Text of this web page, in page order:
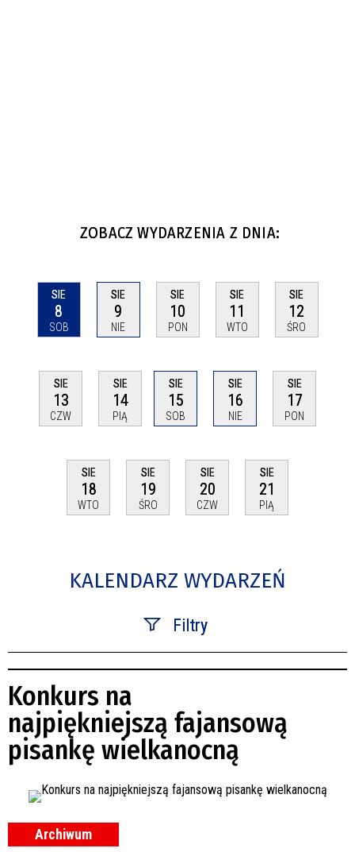
ZOBACZ WYDARZENIA Z DNIA:
SIE
8
SOB
SIE
9
NIE
SIE
10
PON
SIE
11
WTO
SIE
12
ŚRO
SIE
13
CZW
SIE
14
PIĄ
SIE
15
SOB
SIE
16
NIE
SIE
17
PON
SIE
18
WTO
SIE
19
ŚRO
SIE
20
CZW
SIE
21
PIĄ
KALENDARZ WYDARZEŃ
Filtry
Trwające w zakresie
Miejsce
Konkurs na
najpiękniejszą fajansową
pisankę wielkanocną
Archiwum